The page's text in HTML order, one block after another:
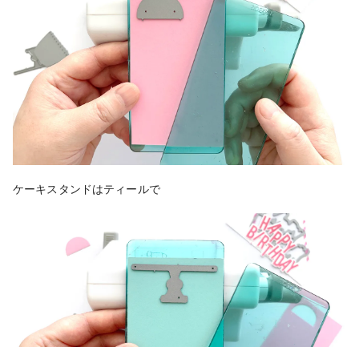
ケーキスタンドはティールで